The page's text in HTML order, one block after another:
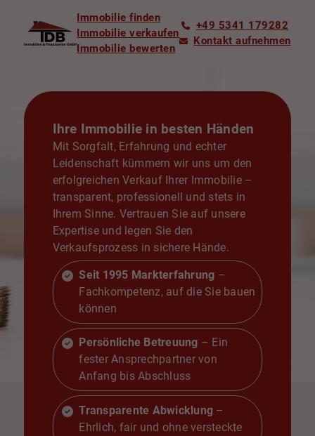
Immobilie finden
Immobilie verkaufen
Immobilie bewerten
+49 5341 179282
Kontakt aufnehmen
Ihre Immobilie in besten Händen
Mit Sorgfalt, Erfahrung und echter
Leidenschaft kümmern wir uns um den
erfolgreichen Verkauf Ihrer Immobilie –
transparent, professionell und stets in
Ihrem Sinne. Vertrauen Sie auf unsere
Expertise und legen Sie den
Verkaufsprozess in sichere Hände.
Seit 1995 Markterfahrung –
Fachkompetenz, auf die Sie bauen
können
Persönliche Betreuung – Ein
fester Ansprechpartner von
Anfang bis Abschluss
Transparente Abwicklung –
Ehrlich, fair und ohne versteckte